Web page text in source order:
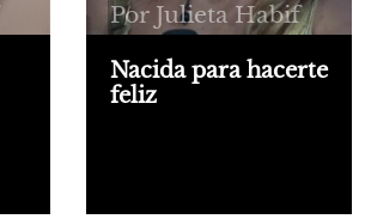
Por Julieta Habif
Nacida para hacerte
feliz